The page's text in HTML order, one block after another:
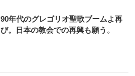
90年代のグレゴリオ聖歌ブームよ再
び。日本の教会での再興も願う。